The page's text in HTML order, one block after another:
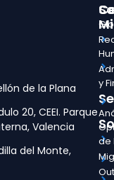
y
de
de la Plana
20, CEEI. Parque
Valencia
del Monte,